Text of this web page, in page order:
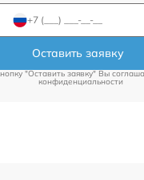
Оставить заявку
"Оставить заявку" Вы
конфиденциальности